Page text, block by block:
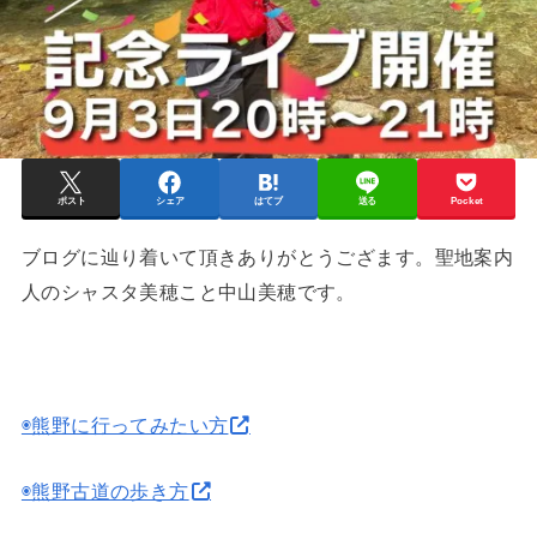
ポスト シェア はてブ 送る Pocket
ブログに辿り着いて頂きありがとうござます。聖地案内
人のシャスタ美穂こと中山美穂です。
◉熊野に行ってみたい方
◉熊野古道の歩き方